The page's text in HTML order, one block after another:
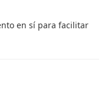
en sí para facilitar